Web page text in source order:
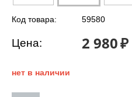
Код товара: 59580
Цена: 2 980₽
нет в наличии